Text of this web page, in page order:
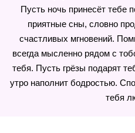
Пусть ночь принесёт тебе
приятные сны, словно
счастливых мгновений.
всегда мысленно рядом с
тебя. Пусть грёзы подарят
утро наполнит бодростью.
тебя